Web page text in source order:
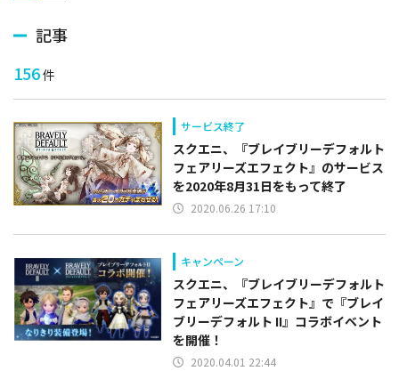
記事
156件
サービス終了
スクエニ、『ブレイブリーデフォルト
フェアリーズエフェクト』のサービス
を2020年8月31日をもって終了
2020.06.26 17:10
キャンペーン
スクエニ、『ブレイブリーデフォルト
フェアリーズエフェクト』で『ブレイ
ブリーデフォルト II』コラボイベント
を開催！
2020.04.01 22:44